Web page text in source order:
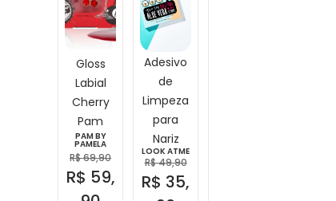
Gloss
Labial
Cherry
Pam
PAM BY
PAMELA
R$69,90
R$ 59,
Adesivo
de
Limpeza
para
Nariz
LOOK ATME
R$49,90
R$ 35,